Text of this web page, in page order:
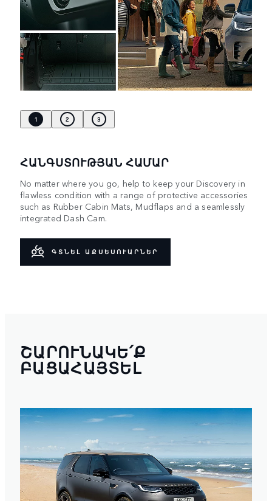
1 2 3
ՀԱՆԳՍՏՈՒԹՅԱՆ ՀԱՄԱՐ
No matter where you go, help to keep your Discovery in
flawless condition with a range of protective accessories
such as Rubber Cabin Mats, Mudflaps and a seamlessly
integrated Dash Cam.
ԳՏՆԵԼ ԱՔՍԵՍՈՒԱՐՆԵՐ
ՇԱՐՈՒՆԱԿԵ՛Ք
ԲԱՑԱՀԱՅՏԵԼ